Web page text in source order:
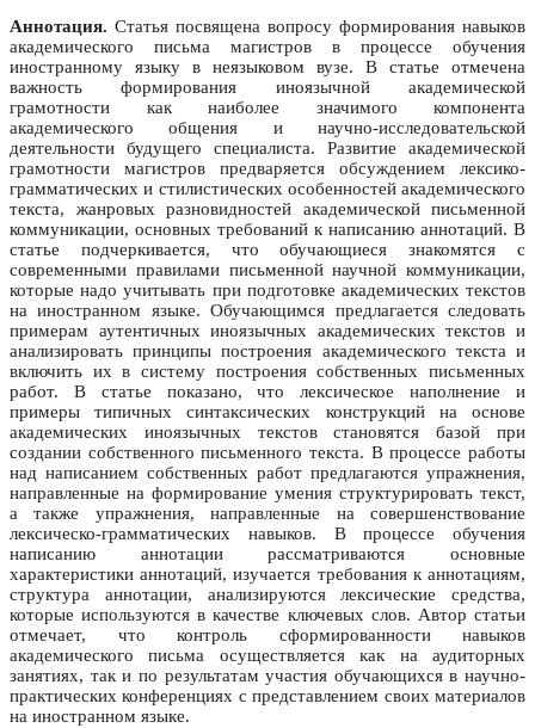
Аннотация. Статья посвящена вопросу формирования навыков
академического письма магистров в процессе обучения
иностранному языку в неязыковом вузе. В статье отмечена
важность формирования иноязычной академической
грамотности как наиболее значимого компонента
академического общения и научно-исследовательской
деятельности будущего специалиста. Развитие академической
грамотности магистров предваряется обсуждением лексико-
грамматических и стилистических особенностей академического
текста, жанровых разновидностей академической письменной
коммуникации, основных требований к написанию аннотаций. В
статье подчеркивается, что обучающиеся знакомятся с
современными правилами письменной научной коммуникации,
которые надо учитывать при подготовке академических текстов
на иностранном языке. Обучающимся предлагается следовать
примерам аутентичных иноязычных академических текстов и
анализировать принципы построения академического текста и
включить их в систему построения собственных письменных
работ. В статье показано, что лексическое наполнение и
примеры типичных синтаксических конструкций на основе
академических иноязычных текстов становятся базой при
создании собственного письменного текста. В процессе работы
над написанием собственных работ предлагаются упражнения,
направленные на формирование умения структурировать текст,
а также упражнения, направленные на совершенствование
лексическо-грамматических навыков. В процессе обучения
написанию аннотации рассматриваются основные
характеристики аннотаций, изучается требования к аннотациям,
структура аннотации, анализируются лексические средства,
которые используются в качестве ключевых слов. Автор статьи
отмечает, что контроль сформированности навыков
академического письма осуществляется как на аудиторных
занятиях, так и по результатам участия обучающихся в научно-
практических конференциях с представлением своих материалов
на иностранном языке.